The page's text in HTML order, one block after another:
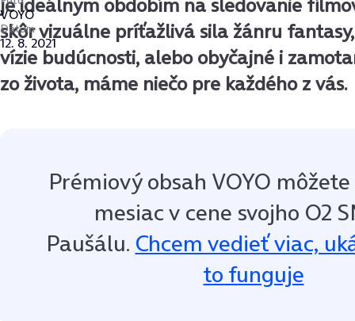
VOYO
Dátum
12. 8. 2021
skôr vizuálne príťažlivá sila žánru
vízie budúcnosti, alebo obyčajné i
zo života, máme niečo pre každého z vás.
Prémiový obsah VOYO
mesiac v cene svojho O2
Paušálu. Chcem vedieť viac,
to funguje